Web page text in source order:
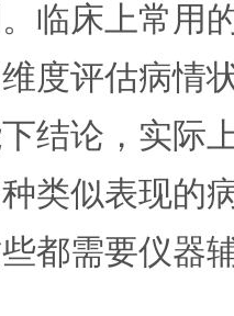
临床上常用
度评估病情
结论，实际
类似表现的
都需要仪器